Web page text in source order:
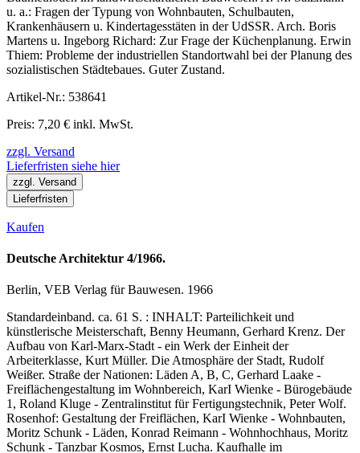
u. a.: Fragen der Typung von Wohnbauten, Schulbauten,
Krankenhäusern u. Kindertagesstäten in der UdSSR. Arch. Boris
Martens u. Ingeborg Richard: Zur Frage der Küchenplanung. Erwin
Thiem: Probleme der industriellen Standortwahl bei der Planung des
sozialistischen Städtebaues. Guter Zustand.
Artikel-Nr.: 538641
Preis: 7,20 € inkl. MwSt.
zzgl. Versand
Lieferfristen siehe hier
zzgl. Versand
Lieferfristen
Kaufen
Deutsche Architektur 4/1966.
Berlin, VEB Verlag für Bauwesen. 1966
Standardeinband. ca. 61 S. : INHALT: Parteilichkeit und
künstlerische Meisterschaft, Benny Heumann, Gerhard Krenz. Der
Aufbau von Karl-Marx-Stadt - ein Werk der Einheit der
Arbeiterklasse, Kurt Müller. Die Atmosphäre der Stadt, Rudolf
Weißer. Straße der Nationen: Läden A, B, C, Gerhard Laake -
Freiflächengestaltung im Wohnbereich, KarI Wienke - Bürogebäude
1, Roland Kluge - Zentralinstitut für Fertigungstechnik, Peter Wolf.
Rosenhof: Gestaltung der Freiflächen, KarI Wienke - Wohnbauten,
Moritz Schunk - Läden, Konrad Reimann - Wohnhochhaus, Moritz
Schunk - Tanzbar Kosmos, Ernst Lucha. Kaufhalle im